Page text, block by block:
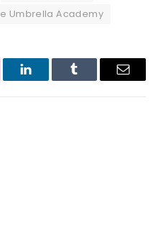
Umbrella Academy
LinkedInTumblr Email